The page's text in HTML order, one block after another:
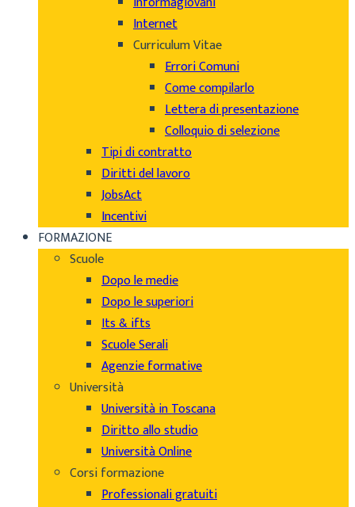
Internet
Curriculum Vitae
Errori Comuni
Come compilarlo
Lettera di presentazione
Colloquio di selezione
Tipi di contratto
Diritti del lavoro
JobsAct
Incentivi
FORMAZIONE
Scuole
Dopo le medie
Dopo le superiori
Its & ifts
Scuole Serali
Agenzie formative
Università
Università in Toscana
Diritto allo studio
Università Online
Corsi formazione
Professionali gratuiti